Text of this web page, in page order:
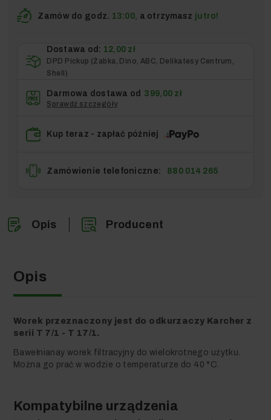
Zamów do godz. 13:00, a otrzymasz jutro!
Dostawa od: 12,00 zł
DPD Pickup (Żabka, Dino, ABC, Delikatesy Centrum,
Shell)
Darmowa dostawa od 399,00 zł
Sprawdź szczegóły
Kup teraz - zapłać później
Zamówienie telefoniczne: 880 014 265
Opis Producent
Opis
Worek przeznaczony jest do odkurzaczy Karcher z
serii T 7/1 - T 17/1.
Bawełnianay worek filtracyjny do wielokrotnego użytku.
Można go prać w wodzie o temperaturze do 40 °C.
Kompatybilne urządzenia